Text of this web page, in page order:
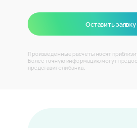
Оставить заявку
Произведенные расчеты носят
Более точную информацию могут
представители банка.